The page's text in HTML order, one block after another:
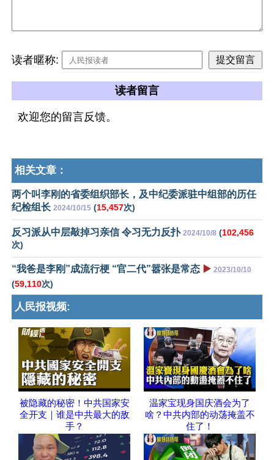
读者暱称:
读者留言
欢迎您的留言反馈。
相关文章：
两个叫李刚的省委组织部长，及中纪委派驻中组部的历任
纪检组长 2024/10/15 (15,457次)
反习派从中层敲掉习亲信 令习无力反扑 2024/10/8 (102,456
次)
“我爸是李刚”成流行梗 “官二代”嚣张是常态 ▶️ 2023/10/10
(59,110次)
人民报视频:
被隐藏的秘密！中共国家安
全开支｜谁是中共最大的敌
手？
温家宝现身国庆酒会为了
啥？中共内部的动荡掩盖不
住了！